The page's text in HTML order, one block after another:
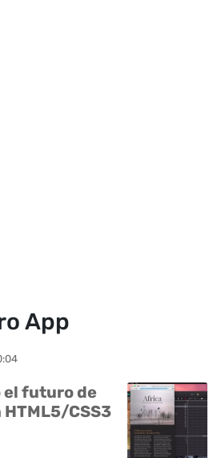
App
el futuro de
CSS3